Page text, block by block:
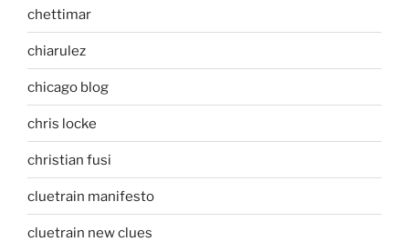
chettimar
chiarulez
chicago blog
chris locke
christian fusi
cluetrain manifesto
cluetrain new clues